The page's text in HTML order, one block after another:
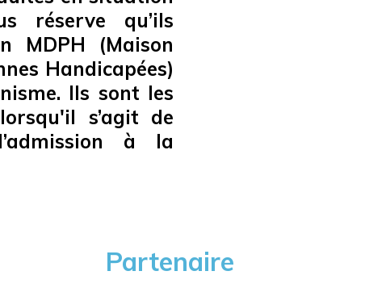
réserve qu’ils
MDPH (Maison
Handicapées)
Ils sont les
s’agit de
à la
Partenaire